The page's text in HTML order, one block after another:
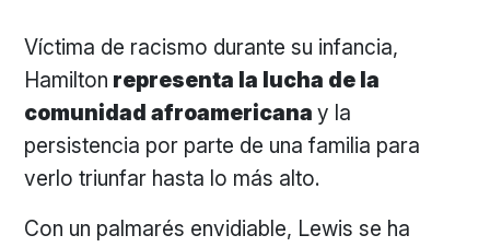
Víctima de racismo durante su infancia,
Hamilton representa la lucha de la
comunidad afroamericanay la
persistencia por parte de una familia para
verlo triunfar hasta lo más alto.
Con un palmarés envidiable, Lewis se ha